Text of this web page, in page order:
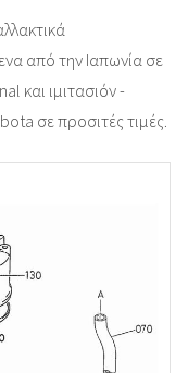
από την Ιαπωνία σε
και ιμιτασιόν -
σε προσιτές τιμές.